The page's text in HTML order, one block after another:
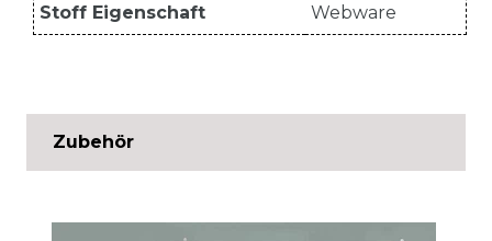
Stoff Eigenschaft Webware
Zubehör